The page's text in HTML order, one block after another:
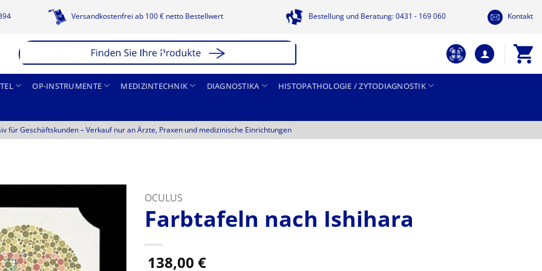
Versandkostenfrei ab 100 € netto Bestellwert Bestellung und Beratung: 0431 - 169 060 Kontakt
OP-INSTRUMENTE MEDIZINTECHNIK DIAGNOSTIKA HISTOPATHOLOGIE / ZYTODIAGNOSTIK
für Geschäftskunden –Verkauf nur an Ärzte, Praxen und medizinische Einrichtungen
OCULUS
Farbtafeln nach Ishihara
138,00 €